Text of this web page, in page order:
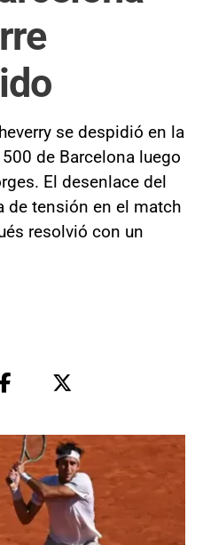
se despidió en la
de Barcelona luego
El desenlace del
de tensión en el match
resolvió con un